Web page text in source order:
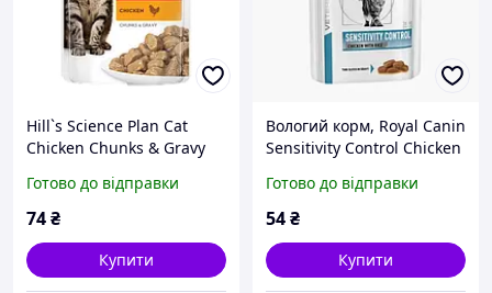
Hill`s Science Plan Cat
Chicken Chunks & Gravy
дорослих котів шматочки
в соусі з м ясом курки 85 г
Готово до відправки
74₴
Купити
Вологий корм, Royal Canin
Sensitivity Control Chicken
середніх порід
лікувальний шматочки в
Готово до відправки
54₴
Купити